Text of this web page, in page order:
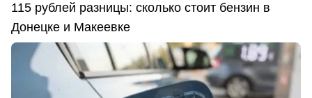
115 рублей разницы: сколько стоит бензин в
Донецке и Макеевке